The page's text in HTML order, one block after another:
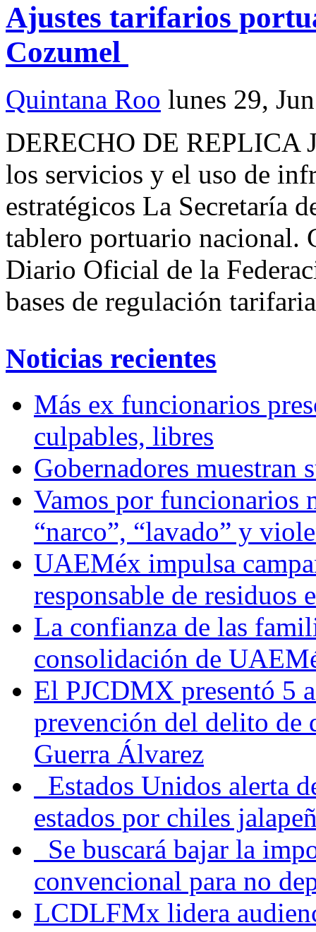
Ajustes tarifarios
Cozumel
Quintana Roo lunes 29,
DERECHO DE
los servicios y el uso de
estratégicos La Secretaría
tablero portuario nacional.
Diario Oficial de la
bases de regulación
Noticias recientes
Más ex funcionarios
culpables, libres
Gobernadores muestran
Vamos por funcionarios
“narco”, “lavado” y
UAEMéx impulsa
responsable de residuos
La confianza de las
consolidación de
El PJCDMX presentó 5
prevención del delito de
Guerra Álvarez
Estados Unidos alerta
estados por chiles
Se buscará bajar la
convencional para no
LCDLFMx lidera